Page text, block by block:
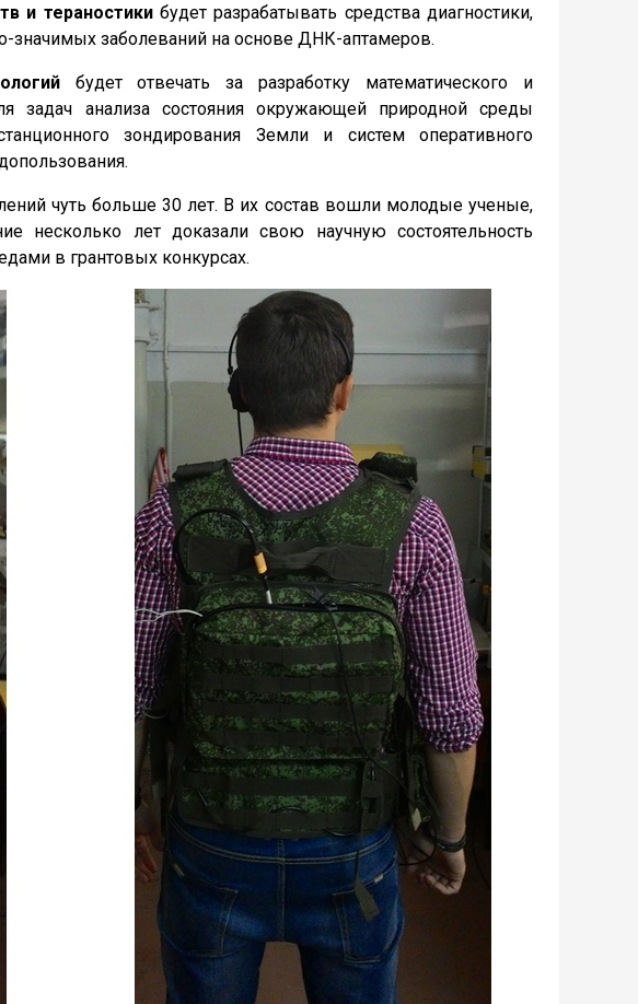
и тераностикибудет разрабатывать средства диагностики,
значимых заболеваний на основе ДНК-аптамеров.
будет отвечать за разработку математического и
задач анализа состояния окружающей природной среды
зондирования Земли и систем оперативного
чуть больше 30 лет. В их состав вошли молодые ученые,
несколько лет доказали свою научную состоятельность
в грантовых конкурсах.